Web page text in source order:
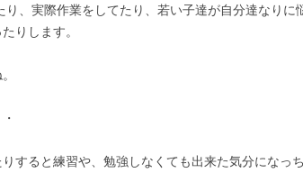
、実際作業をしてたり、若い子達が自分達なりに
りします。
すると練習や、勉強しなくても出来た気分になっ